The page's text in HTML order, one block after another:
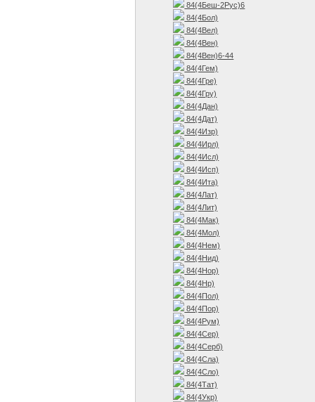
84(4Беш-2Рус)6
84(4Бол)
84(4Вел)
84(4Вен)
84(4Вен)6-44
84(4Гем)
84(4Гре)
84(4Гру)
84(4Дан)
84(4Дат)
84(4Изр)
84(4Ирл)
84(4Исл)
84(4Исп)
84(4Ита)
84(4Лат)
84(4Лит)
84(4Мак)
84(4Мол)
84(4Нем)
84(4Нид)
84(4Нор)
84(4Нр)
84(4Пол)
84(4Пор)
84(4Рум)
84(4Сер)
84(4Серб)
84(4Сла)
84(4Сло)
84(4Тат)
84(4Укр)